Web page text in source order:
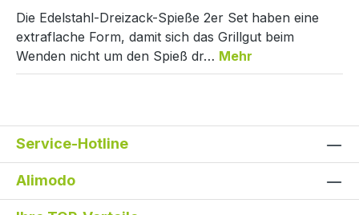
Die Edelstahl-Dreizack-Spieße 2er Set haben eine
extraflache Form, damit sich das Grillgut beim
Wenden nicht um den Spieß dr… Mehr
Service-Hotline
Alimodo